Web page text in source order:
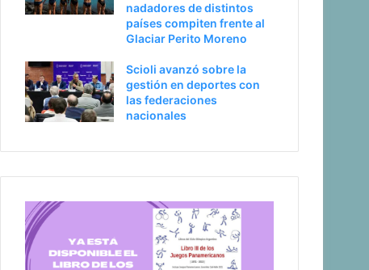
nadadores de distintos
países compiten frente al
Glaciar Perito Moreno
Scioli avanzó sobre la
gestión en deportes con
las federaciones
nacionales